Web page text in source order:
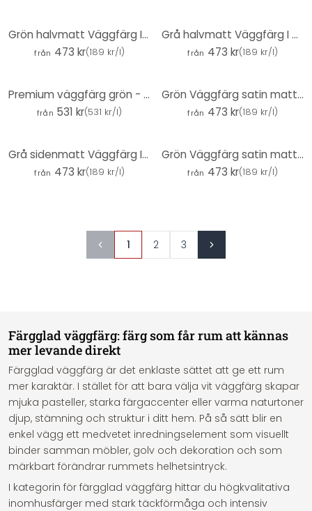
Grön halvmatt Väggfärg I Hot Peppers | Skapa rumsharmoni | DET FÄRGGLADA KÖKET
från 473 kr(189 kr/l)
Grå halvmatt Väggfärg I Pure Pitaya | skapa en elegant, modern atmosfär | THE COLOR KITCHEN
från 473 kr(189 kr/l)
Premium väggfärg grön - Tygmatt väggfärg för interiör - PURO c4003 mjukgrön
från 531 kr(531 kr/l)
Grön Väggfärg satin matt I Pretty Pistachio | Skapa rumsharmoni | THE COLOR KITCHEN
från 473 kr(189 kr/l)
Grå sidenmatt Väggfärg I Asian Noodles | skapa en elegant, modern atmosfär | THE COLOR KITCHEN
från 473 kr(189 kr/l)
Grön Väggfärg satin matt I Detaljerad Duckegg | Skapa rumsharmoni | DET FÄRGA KÖKET
från 473 kr(189 kr/l)
1 2 3
Färgglad väggfärg: färg som får rum att kännas
mer levande direkt
Färgglad väggfärg är det enklaste sättet att ge ett rum
mer karaktär. I stället för att bara välja vit väggfärg skapar
mjuka pasteller, starka färgaccenter eller varma naturtoner
djup, stämning och struktur i ditt hem. På så sätt blir en
enkel vägg ett medvetet inredningselement som visuellt
binder samman möbler, golv och dekoration och som
märkbart förändrar rummets helhetsintryck.
I kategorin för färgglad väggfärg hittar du högkvalitativa
inomhusfärger med stark täckförmåga och intensiv